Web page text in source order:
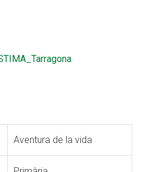
Aventura de la vida